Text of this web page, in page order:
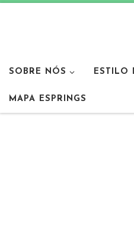
SOBRE NÓS ESTILO
MAPA ESPRINGS